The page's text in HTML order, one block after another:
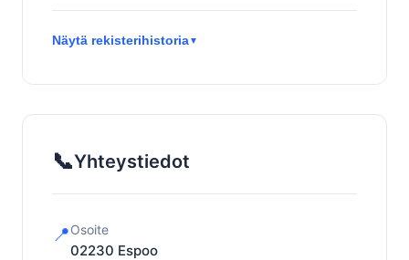
Näytä rekisterihistoria▼
📞Yhteystiedot
📍Osoite
02230 Espoo